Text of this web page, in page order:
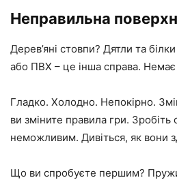
Неправильна
Дерев’яні стовпи? Дятли та
або ПВХ – це інша справа.
Гладко. Холодно. Непокірно.
ви зміните правила гри.
неможливим. Дивіться, як вони
Що ви спробуєте першим?